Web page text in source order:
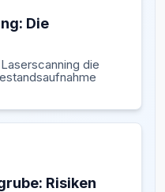
Die
die
Risiken